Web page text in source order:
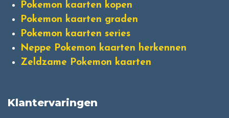
Pokemon kaarten kopen
Pokemon kaarten graden
Pokemon kaarten series
Neppe Pokemon kaarten herkennen
Zeldzame Pokemon kaarten
Klantervaringen